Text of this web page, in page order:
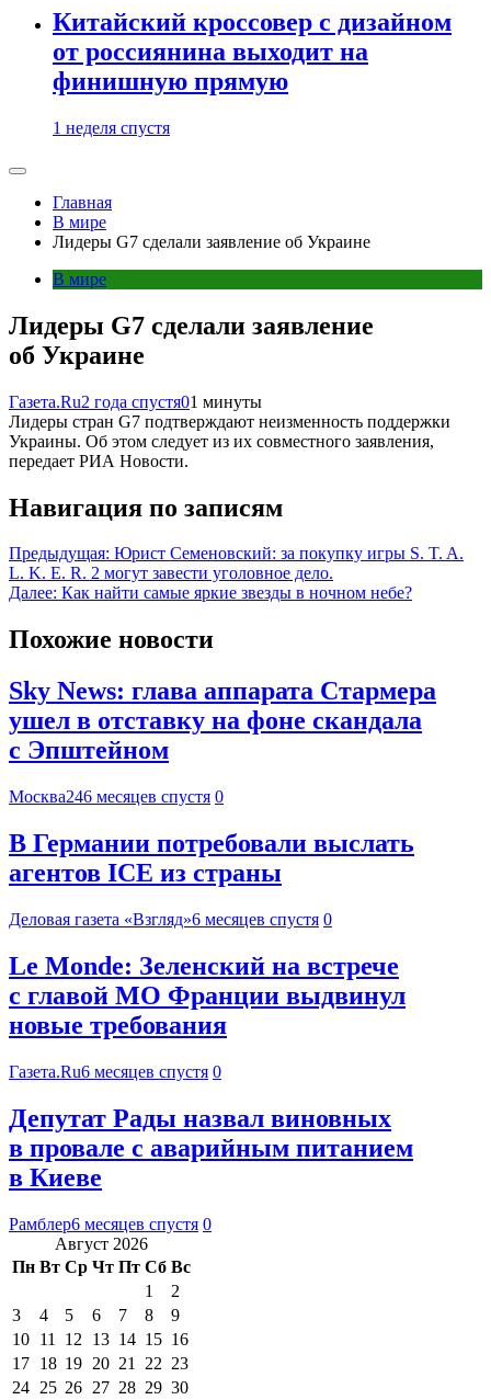
Китайский кроссовер с дизайном
от россиянина выходит на
финишную прямую
1 неделя спустя
Главная
В мире
Лидеры G7 сделали заявление об Украине
В мире
Лидеры G7 сделали заявление
об Украине
Газета.Ru2 года спустя01 минуты
Лидеры стран G7 подтверждают неизменность поддержки
Украины. Об этом следует из их совместного заявления,
передает РИА Новости.
Навигация по записям
Предыдущая: Юрист Семеновский: за покупку игры S. T. A.
L. K. E. R. 2 могут завести уголовное дело.
Далее: Как найти самые яркие звезды в ночном небе?
Похожие новости
Sky News: глава аппарата Стармера
ушел в отставку на фоне скандала
с Эпштейном
Москва246 месяцев спустя 0
В Германии потребовали выслать
агентов ICE из страны
Деловая газета «Взгляд»6 месяцев спустя 0
Le Monde: Зеленский на встрече
с главой МО Франции выдвинул
новые требования
Газета.Ru6 месяцев спустя 0
Депутат Рады назвал виновных
в провале с аварийным питанием
в Киеве
Рамблер6 месяцев спустя 0
Август 2026
Пн Вт Ср Чт Пт Сб Вс
1
2
3
4 5 6 7 8
9
10 11 12 13 14 15 16
17 18 19 20 21 22 23
24 25 26 27 28 29 30